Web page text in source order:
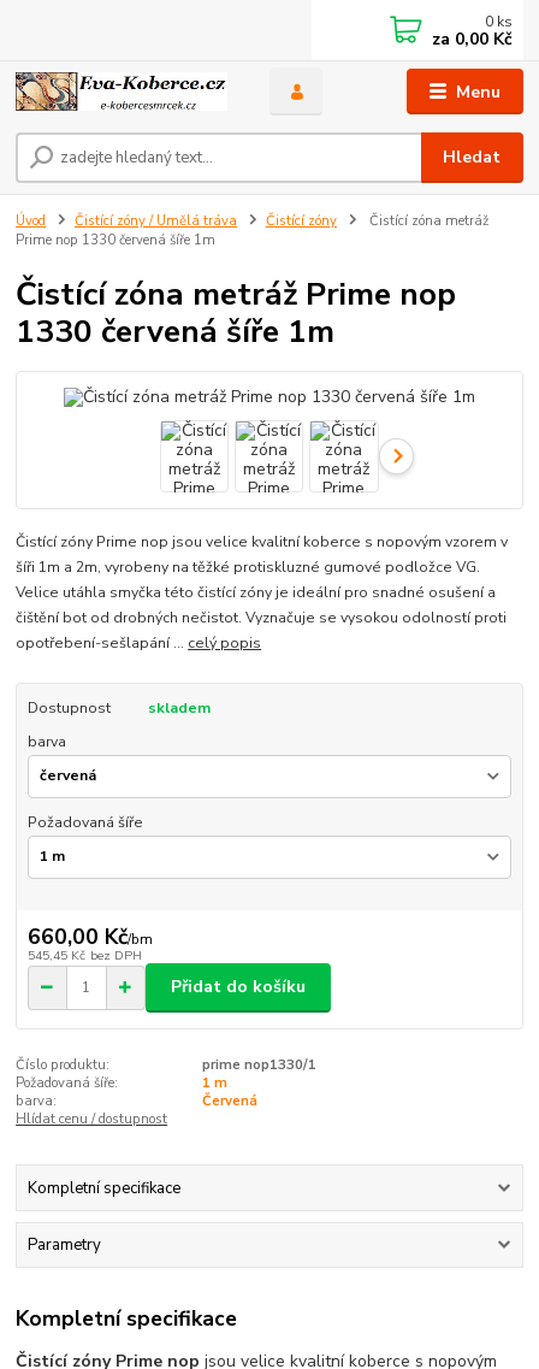
Menu
Hledat
0 ks
za 0,00 Kč
Úvod Čistící zóny / Umělá tráva Čistící zóny
Čistící zóna metráž
Prime nop 1330 červená šíře 1m
Čistící zóna metráž Prime nop
1330 červená šíře 1m
Čistící zóny Prime nop jsou velice kvalitní koberce s nopovým vzorem v
šíři 1m a 2m, vyrobeny na těžké protiskluzné gumové podložce VG.
Velice utáhla smyčka této čistící zóny je ideální pro snadné osušení a
čištění bot od drobných nečistot. Vyznačuje se vysokou odolností proti
opotřebení-sešlapání ... celý popis
Dostupnost
skladem
barva
Požadovaná šíře
660,00 Kč/bm
545,45 Kč bez DPH
Přidat do košíku
Číslo produktu:
prime nop1330/1
Požadovaná šíře:
1 m
barva:
Červená
Hlídat cenu / dostupnost
Kompletní specifikace
Parametry
Kompletní specifikace
Čistící zóny Prime nop jsou velice kvalitní koberce s nopovým